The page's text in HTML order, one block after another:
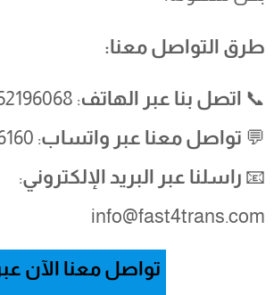
طرق التواصل معنا:
📞اتصل بنا عبر الهاتف: 00201552196068
💬تواصل معنا عبر واتساب: 00201554196160
📧راسلنا عبر البريد الإلكتروني
info@fast4trans.com
تواصل معنا الآن عبر